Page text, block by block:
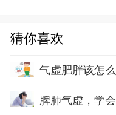
猜你喜欢
脾肺气虚，学